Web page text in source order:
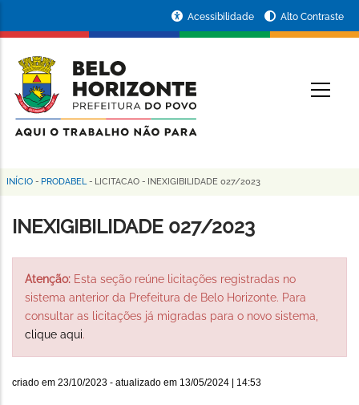
conteúdo
principal
da
Prefeitura
de
Horizonte
Acessibilidade Alto Contraste
Trilha
de
INÍCIO - PRODABEL - LICITACAO - INEXIGIBILIDADE 027/2023
INEXIGIBILIDADE 027/2023
Atenção: Esta seção reúne licitações registradas no
sistema anterior da Prefeitura de Belo Horizonte. Para
consultar as licitações já migradas para o novo sistema,
clique aqui.
criado em 23/10/2023 - atualizado em 13/05/2024 | 14:53